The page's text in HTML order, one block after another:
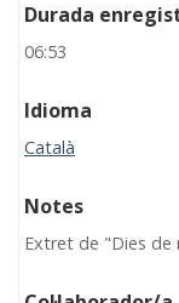
Durada
06:53
Idioma
Català
Notes
Extret de "Dies de